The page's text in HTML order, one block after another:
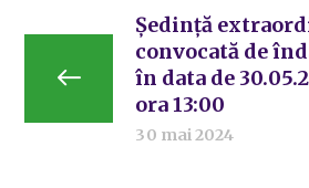
Ședință
convocată de
în data de
ora 13:00
30 mai 2024